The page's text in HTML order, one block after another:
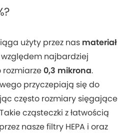
użyty przez nas materiał
względem najbardziej
rozmiarze 0,3 mikrona.
przyczepiają się do
często rozmiary sięgające
cząsteczki z łatwością
nasze filtry HEPA i oraz